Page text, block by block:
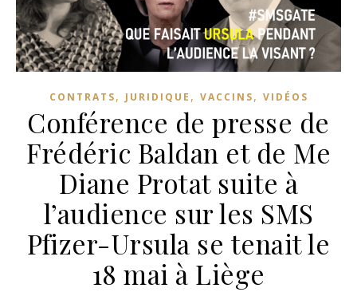
CONTRATS, JURIDIQUE , VACCINS, VIDÉOS
Conférence de presse de
Frédéric Baldan et de Me
Diane Protat suite à
l’audience sur les SMS
Pfizer-Ursula se tenait le
18 mai à Liège